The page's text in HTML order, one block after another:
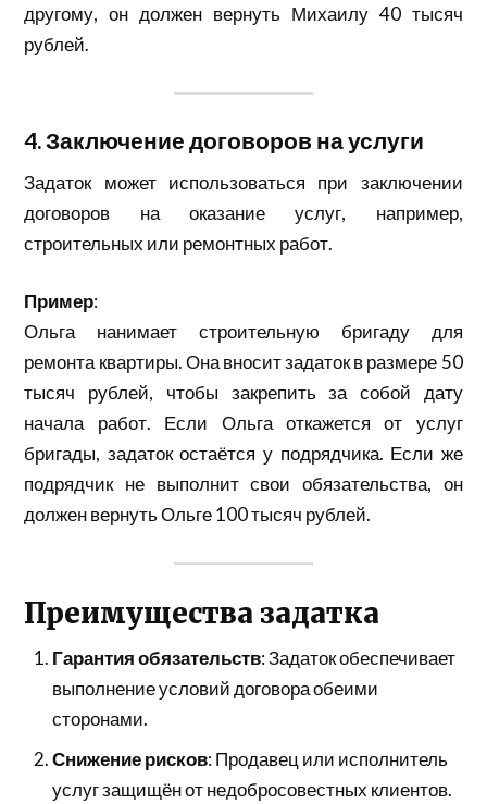
другому, он должен вернуть Михаилу 40 тысяч
рублей.
4. Заключение договоров на услуги
Задаток может использоваться при заключении
договоров на оказание услуг, например,
строительных или ремонтных работ.
Пример:
Ольга нанимает строительную бригаду для
ремонта квартиры. Она вносит задаток в размере 50
тысяч рублей, чтобы закрепить за собой дату
начала работ. Если Ольга откажется от услуг
бригады, задаток остаётся у подрядчика. Если же
подрядчик не выполнит свои обязательства, он
должен вернуть Ольге 100 тысяч рублей.
Преимущества задатка
Гарантия обязательств: Задаток обеспечивает
выполнение условий договора обеими
сторонами.
Снижение рисков: Продавец или исполнитель
услуг защищён от недобросовестных клиентов.